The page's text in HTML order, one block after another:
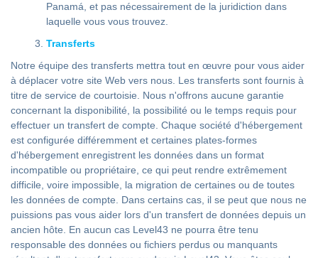
Panamá, et pas nécessairement de la juridiction dans
laquelle vous vous trouvez.
Transferts
Notre équipe des transferts mettra tout en œuvre pour vous aider
à déplacer votre site Web vers nous. Les transferts sont fournis à
titre de service de courtoisie. Nous n'offrons aucune garantie
concernant la disponibilité, la possibilité ou le temps requis pour
effectuer un transfert de compte. Chaque société d'hébergement
est configurée différemment et certaines plates-formes
d'hébergement enregistrent les données dans un format
incompatible ou propriétaire, ce qui peut rendre extrêmement
difficile, voire impossible, la migration de certaines ou de toutes
les données de compte. Dans certains cas, il se peut que nous ne
puissions pas vous aider lors d'un transfert de données depuis un
ancien hôte. En aucun cas Level43 ne pourra être tenu
responsable des données ou fichiers perdus ou manquants